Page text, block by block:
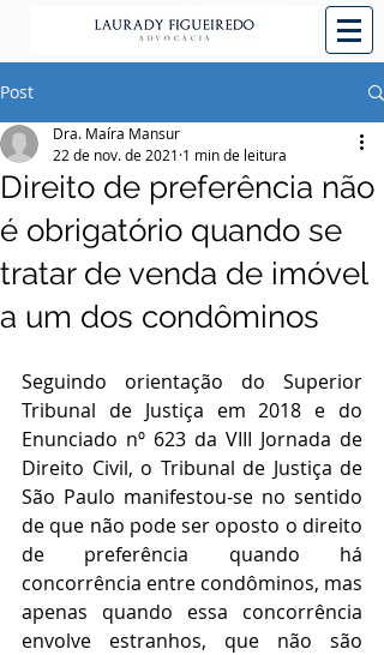
Post
Direito de preferência não
é obrigatório quando se
tratar de venda de imóvel
a um dos condôminos
Dra. Maíra Mansur
22 de nov. de 2021 1 min de leitura
Seguindo orientação do Superior
Tribunal de Justiça em 2018 e do
Enunciado nº 623 da VIII Jornada de
Direito Civil, o Tribunal de Justiça de
São Paulo manifestou-se no sentido
de que não pode ser oposto o direito
de preferência quando há
concorrência entre condôminos, mas
apenas quando essa concorrência
envolve estranhos, que não são